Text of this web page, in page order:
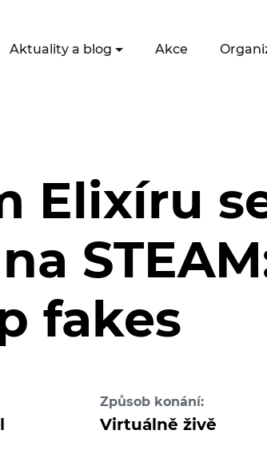
Aktuality a blog Akce
Elixíru
fakes
Způsob konání:
Virtuálně živě